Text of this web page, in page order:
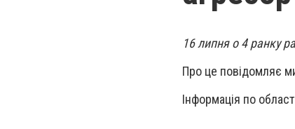
16 липня о 4 ранку
Про це повідомляє
Інформація по